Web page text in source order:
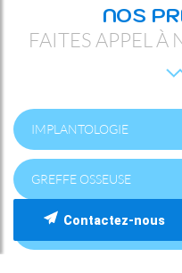
NOS
FAITES APPEL À
IMPLANTOLOGIE
GREFFE OSSEUSE
COURONNE SUR IMPLANT
Contactez-nous